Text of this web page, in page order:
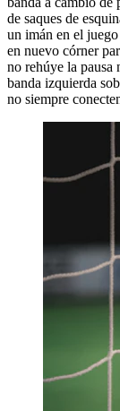
de saques de
un imán en el
en nuevo córner
no rehúye la pausa
banda izquierda
no siempre